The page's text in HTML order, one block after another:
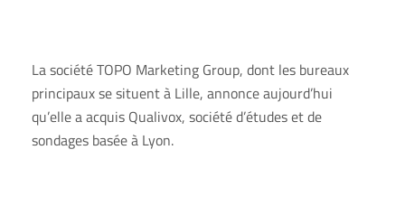
La société TOPO Marketing Group, dont les bureaux
principaux se situent à Lille, annonce aujourd’hui
qu’elle a acquis Qualivox, société d’études et de
sondages basée à Lyon.